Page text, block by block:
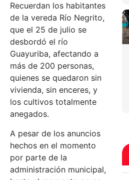
Recuerdan los habitantes
de la vereda Río Negrito,
que el 25 de julio se
desbordó el río
Guayuriba, afectando a
más de 200 personas,
quienes se quedaron sin
vivienda, sin enceres, y
los cultivos totalmente
anegados.
A pesar de los anuncios
hechos en el momento
por parte de la
administración municipal,